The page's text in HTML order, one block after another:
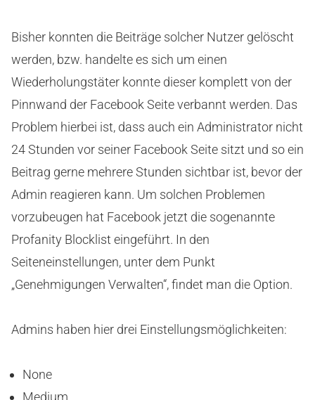
Bisher konnten die Beiträge solcher Nutzer gelöscht
werden, bzw. handelte es sich um einen
Wiederholungstäter konnte dieser komplett von der
Pinnwand der Facebook Seite verbannt werden. Das
Problem hierbei ist, dass auch ein Administrator nicht
24 Stunden vor seiner Facebook Seite sitzt und so ein
Beitrag gerne mehrere Stunden sichtbar ist, bevor der
Admin reagieren kann. Um solchen Problemen
vorzubeugen hat Facebook jetzt die sogenannte
Profanity Blocklist eingeführt. In den
Seiteneinstellungen, unter dem Punkt
„Genehmigungen Verwalten“, findet man die Option.
Admins haben hier drei Einstellungsmöglichkeiten:
None
Medium